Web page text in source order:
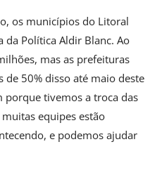
os municípios do Litoral
da Política Aldir Blanc. Ao
mas as prefeituras
50% disso até maio deste
porque tivemos a troca das
equipes estão
e podemos ajudar